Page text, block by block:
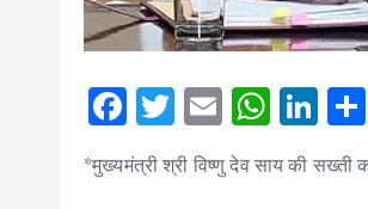
F
ac
e
T
w
it
E
m
ai
W
at
Li
k
*मुख्यमंत्री श्री विष्णु देव साय की सख्ती